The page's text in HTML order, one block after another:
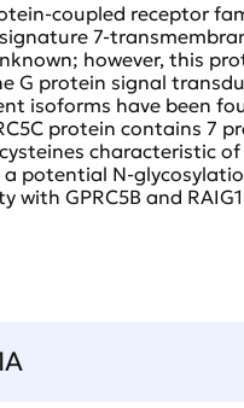
coupled receptor
7-
however, this
G protein signal
isoforms have been
protein contains 7
characteristic of
potential N-
GPRC5B and RAIG1